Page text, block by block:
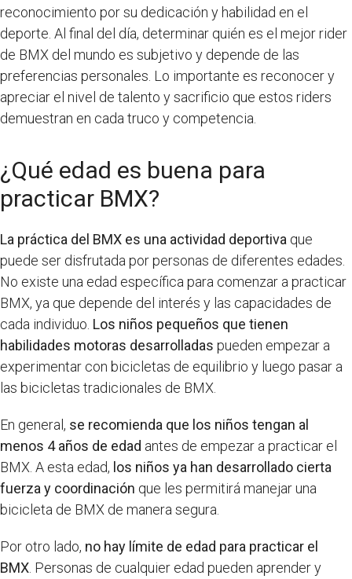
reconocimiento por su dedicación y habilidad en el
deporte. Al final del día, determinar quién es el mejor rider
de BMX del mundo es subjetivo y depende de las
preferencias personales. Lo importante es reconocer y
apreciar el nivel de talento y sacrificio que estos riders
demuestran en cada truco y competencia.
¿Qué edad es buena para
practicar BMX?
La práctica del BMX es una actividad deportiva que
puede ser disfrutada por personas de diferentes edades.
No existe una edad específica para comenzar a practicar
BMX, ya que depende del interés y las capacidades de
cada individuo. Los niños pequeños que tienen
habilidades motoras desarrolladas pueden empezar a
experimentar con bicicletas de equilibrio y luego pasar a
las bicicletas tradicionales de BMX.
En general, se recomienda que los niños tengan al
menos 4 años de edad antes de empezar a practicar el
BMX. A esta edad, los niños ya han desarrollado cierta
fuerza y coordinación que les permitirá manejar una
bicicleta de BMX de manera segura.
Por otro lado, no hay límite de edad para practicar el
BMX . Personas de cualquier edad pueden aprender y